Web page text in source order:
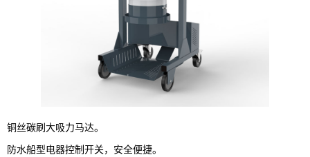
铜丝碳刷大吸力马达。
防水船型电器控制开关，安全便捷。